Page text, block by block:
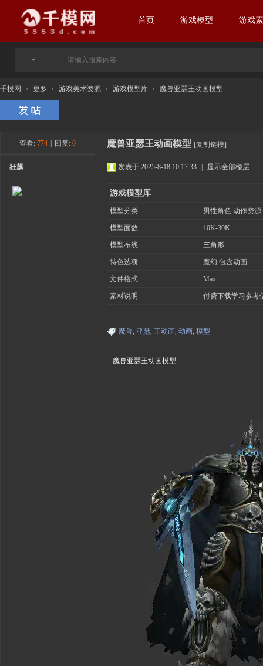
首页 游戏模型 游戏
千模网 » 更多 › 游戏美术资源 › 游戏模型库 › 魔兽亚瑟王动画模型
查看: 774 回复: 0 魔兽亚瑟王动画模型 [复制链接]
狂飙 发表于 2025-8-18 10:17:33 显示全部楼层
游戏模型库
模型分类: 男性角色 动作资源
模型面数: 10K-30K
模型布线: 三角形
特色选项: 魔幻 包含动画
文件格式: Max
素材说明: 付费下载学习参考
魔兽, 亚瑟, 王动画, 动画, 模型
魔兽亚瑟王动画模型